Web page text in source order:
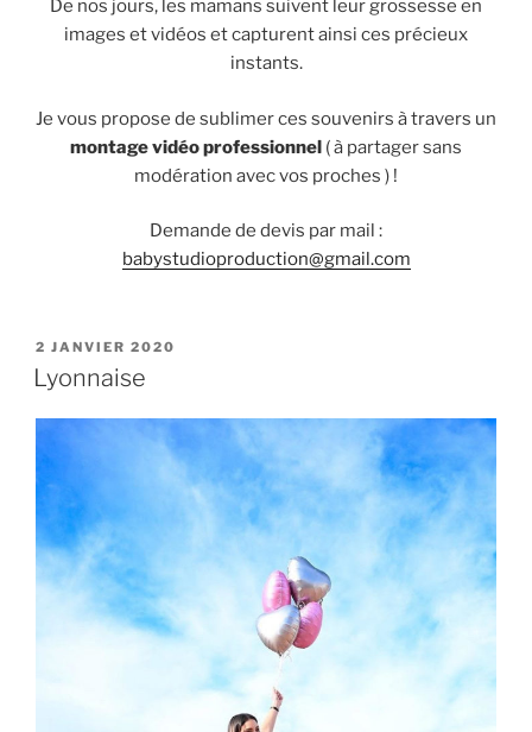
De nos jours, les mamans suivent leur grossesse en
images et vidéos et capturent ainsi ces précieux
instants.
Je vous propose de sublimer ces souvenirs à travers un
montage vidéo professionnel ( à partager sans
modération avec vos proches ) !
Demande de devis par mail :
babystudioproduction@gmail.com
PUBLIÉ
LE
2 JANVIER 2020
Lyonnaise